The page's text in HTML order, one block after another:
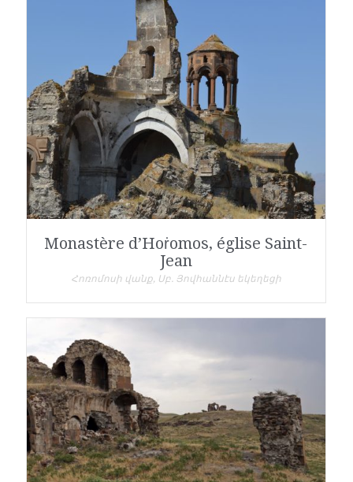
Monastère d’Hoṙomos, église Saint-
Jean
Հոռոմոսի վանք, Սբ. Յովհաննէս եկեղեցի